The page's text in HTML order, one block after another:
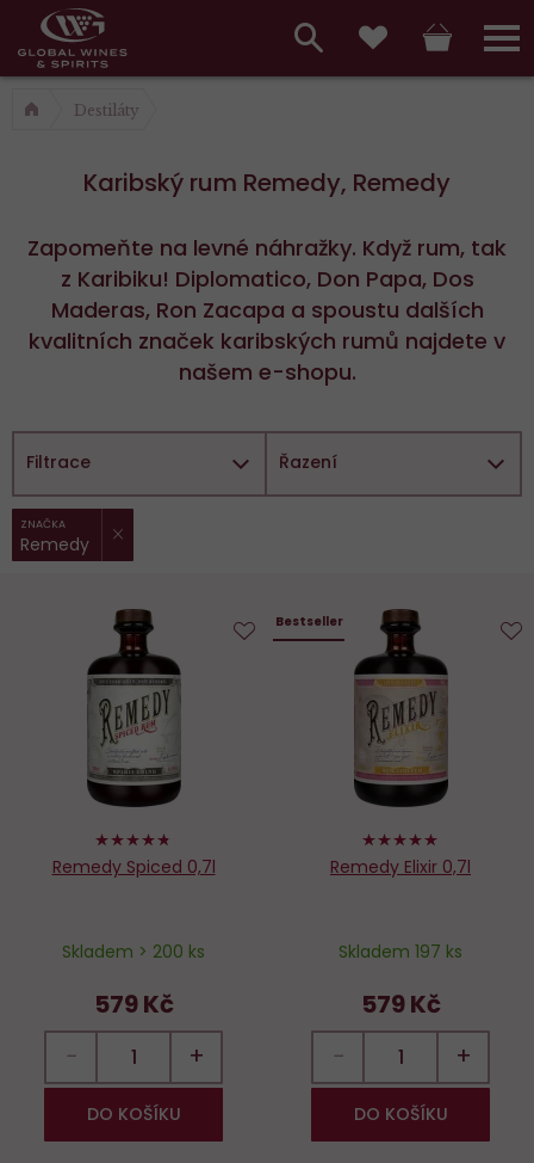
Hlavní
menu,
košík,
vyhledávání,
Destiláty
Karibský rum Remedy, Remedy
Zapomeňte na levné náhražky. Když rum, tak
z Karibiku! Diplomatico, Don Papa, Dos
Maderas, Ron Zacapa a spoustu dalších
kvalitních značek karibských rumů najdete v
našem e-shopu.
Filtrace
Vybrané
filtry:
ZNAČKA
Remedy
Řazení
94%
Remedy Spiced 0,7l
Skladem > 200 ks
579 Kč
− +
DO KOŠÍKU
Bestseller
98%
Remedy Elixir 0,7l
Skladem 197 ks
579 Kč
− +
DO KOŠÍKU